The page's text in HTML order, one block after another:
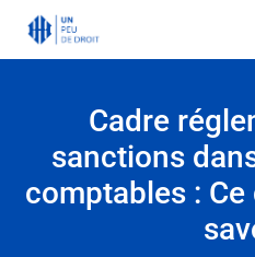
Cadre
sanctions
comptables :